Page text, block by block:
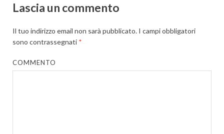
Lascia un commento
Il tuo indirizzo email non sarà pubblicato. I campi obbligatori
sono contrassegnati *
COMMENTO